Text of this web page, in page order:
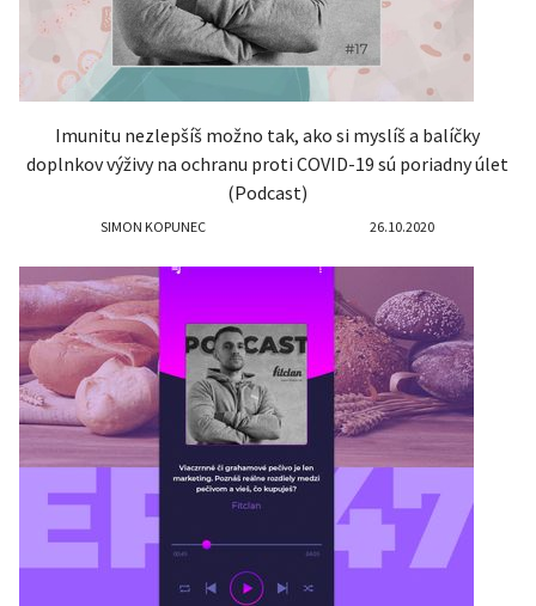
Imunitu nezlepšíš možno tak, ako si myslíš a balíčky
doplnkov výživy na ochranu proti COVID-19 sú poriadny úlet
(Podcast)
SIMON KOPUNEC 26.10.2020